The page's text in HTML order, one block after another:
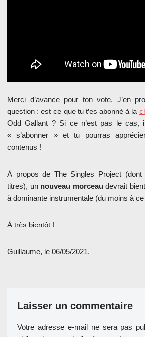
Merci d’avance pour ton vote. J’en
question : est-ce que tu t’es abonné à la
Odd Gallant ? Si ce n’est pas le cas,
« s’abonner » et tu pourras
contenus !
À propos de The Singles Project
titres), un nouveau morceaudevrait
à dominante instrumentale (du moins à ce
À très bientôt !
Guillaume, le 06/05/2021.
Laisser un commentaire
Votre adresse e-mail ne sera pas